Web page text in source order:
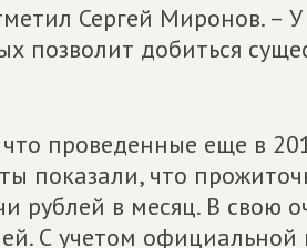
Сергей Миронов. –
позволит добиться
проведенные еще в
показали, что
рублей в месяц. В свою
С учетом